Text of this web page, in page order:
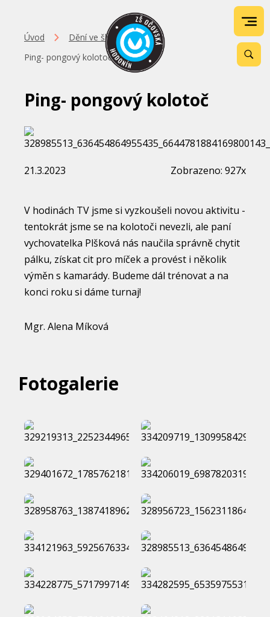
Úvod
Dění ve škole
Ping- pongový kolotoč
Ping- pongový kolotoč
21.3.2023 Zobrazeno: 927x
V hodinách TV jsme si vyzkoušeli novou aktivitu -
tentokrát jsme se na kolotoči nevezli, ale paní
vychovatelka Plšková nás naučila správně chytit
pálku, získat cit pro míček a provést i několik
výměn s kamarády. Budeme dál trénovat a na
konci roku si dáme turnaj!
Mgr. Alena Míková
Fotogalerie